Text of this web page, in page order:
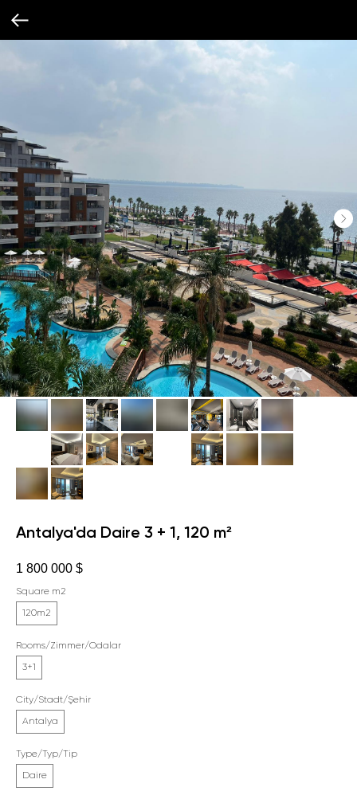
Antalya'da Daire 3 + 1, 120 m²
1 800 000 $
Square m2
120m2
Rooms/Zimmer/Odalar
3+1
City/Stadt/Şehir
Antalya
Type/Typ/Tip
Daire